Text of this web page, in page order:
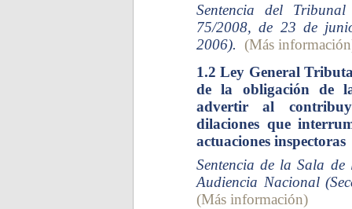
Sentencia del
75/2008, de 23 de
2006). (Más
1.2 Ley General
de la obligación de
advertir al
dilaciones que
actuaciones inspectoras
Sentencia de la Sala
Audiencia Nacional
(Más información)